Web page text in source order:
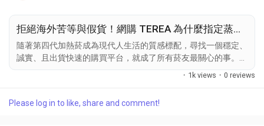
產生焦苦味。...
拒絕海外苦等與假貨！網購 TEREA 為什麼指定蒸汽奇遇正品菸彈商城？
隨著第四代加熱菸成為現代人生活的質感標配，尋找一個穩定、
誠實、且出貨快速的購買平台，就成了所有菸友最關心的事。網
路上的代購管道五花八門，為什麼內行人都指定推薦蒸汽奇遇？
店家承諾有現貨，結果一等就是兩個禮拜，一查才發現商品還卡
· 1k views · 0 reviews
Please log in to like, share and comment!